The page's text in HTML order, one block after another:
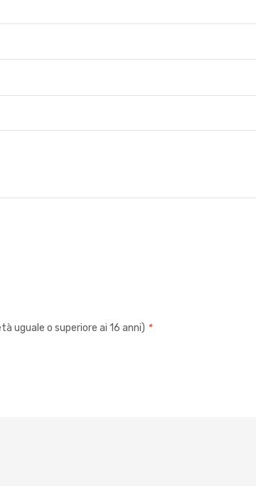
uguale o superiore ai 16 anni) *